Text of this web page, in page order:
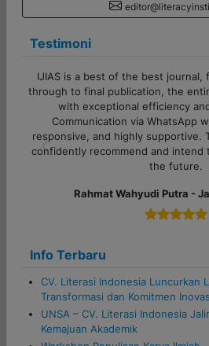
Testimoni
initial submission
was handled
smooth,
a journal I would
with again in
Terima kasih
Pelayanannya
sekali. Proses
semua
Previous
Info Terbaru
CV. Literasi Indonesia Luncurkan
Transformasi dan Komitmen
UNSA – CV. Literasi Indonesia
Kemajuan Akademik